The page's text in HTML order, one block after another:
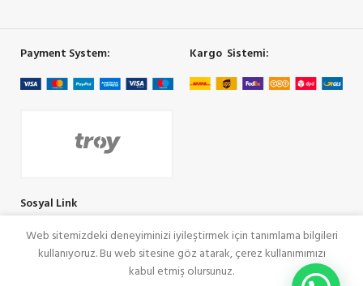
Payment System: Kargo Sistemi:
Sosyal Link
SeoRey Tarafından Yapılmıştır. Tüm Hakları Saklıdır
Web sitemizdeki deneyiminizi iyileştirmek için tanımlama bilgileri
kullanıyoruz. Bu web sitesine göz atarak, çerez kullanımımızı
kabul etmiş olursunuz.